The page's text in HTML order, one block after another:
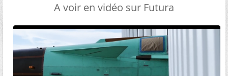
A voir en vidéo sur Futura